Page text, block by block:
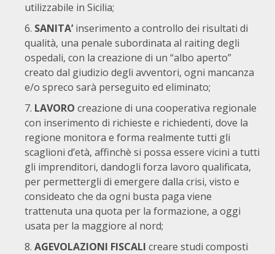
utilizzabile in Sicilia;
SANITA’inserimento a controllo dei risultati di
qualità, una penale subordinata al raiting degli
ospedali, con la creazione di un “albo aperto”
creato dal giudizio degli avventori, ogni mancanza
e/o spreco sarà perseguito ed eliminato;
LAVORO creazione di una cooperativa regionale
con inserimento di richieste e richiedenti, dove la
regione monitora e forma realmente tutti gli
scaglioni d’età, affinchè si possa essere vicini a tutti
gli imprenditori, dandogli forza lavoro qualificata,
per permettergli di emergere dalla crisi, visto e
consideato che da ogni busta paga viene
trattenuta una quota per la formazione, a oggi
usata per la maggiore al nord;
AGEVOLAZIONI FISCALI creare studi composti